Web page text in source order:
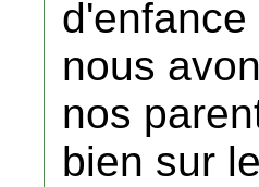
nous
nos
bien sur